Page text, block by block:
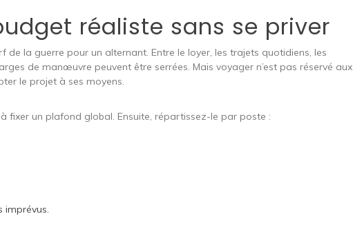
réaliste sans se priver
de la guerre pour un alternant. Entre le loyer, les trajets quotidiens, les
de manœuvre peuvent être serrées. Mais voyager n’est pas réservé aux
le projet à ses moyens.
fixer un plafond global. Ensuite, répartissez-le par poste :
imprévus.